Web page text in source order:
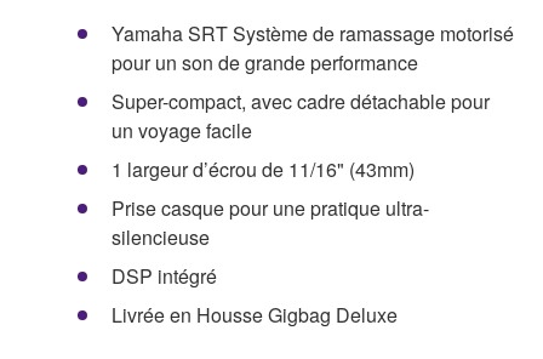
Yamaha SRT Système de ramassage motorisé
pour un son de grande performance
Super-compact, avec cadre détachable pour
un voyage facile
1 largeur d’écrou de 11/16" (43mm)
Prise casque pour une pratique ultra-
silencieuse
DSP intégré
Livrée en Housse Gigbag Deluxe